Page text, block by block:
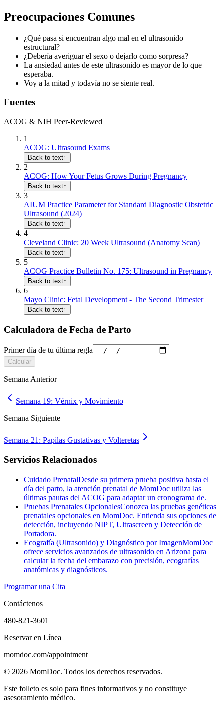
Preocupaciones Comunes
¿Qué pasa si encuentran algo mal en el ultrasonido
estructural?
¿Debería averiguar el sexo o dejarlo como sorpresa?
La ansiedad antes de este ultrasonido es mayor de lo que
esperaba.
Voy a la mitad y todavía no se siente real.
Fuentes
ACOG & NIH Peer-Reviewed
1
ACOG: Ultrasound Exams
Back to text↑
2
ACOG: How Your Fetus Grows During Pregnancy
Back to text↑
3
AIUM Practice Parameter for Standard Diagnostic Obstetric
Ultrasound (2024)
Back to text↑
4
Cleveland Clinic: 20 Week Ultrasound (Anatomy Scan)
Back to text↑
5
ACOG Practice Bulletin No. 175: Ultrasound in Pregnancy
Back to text↑
6
Mayo Clinic: Fetal Development - The Second Trimester
Back to text↑
Calculadora de Fecha de Parto
Primer día de tu última regla
Calcular
Semana Anterior
Semana 19: Vérnix y Movimiento
Semana Siguiente
Semana 21: Papilas Gustativas y Volteretas
Servicios Relacionados
Cuidado PrenatalDesde su primera prueba positiva hasta el
día del parto, la atención prenatal de MomDoc utiliza las
últimas pautas del ACOG para adaptar un cronograma de.
Pruebas Prenatales OpcionalesConozca las pruebas genéticas
prenatales opcionales en MomDoc. Entienda sus opciones de
detección, incluyendo NIPT, Ultrascreen y Detección de
Portadora.
Ecografía (Ultrasonido) y Diagnóstico por ImagenMomDoc
ofrece servicios avanzados de ultrasonido en Arizona para
calcular la fecha del embarazo con precisión, ecografías
anatómicas y diagnósticos.
Programar una Cita
Contáctenos
480-821-3601
Reservar en Línea
momdoc.com/appointment
© 2026 MomDoc. Todos los derechos reservados.
Este folleto es solo para fines informativos y no constituye
asesoramiento médico.